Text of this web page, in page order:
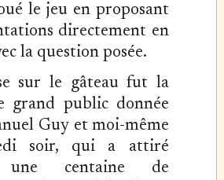
le jeu en proposant
directement en
la question posée.
sur le gâteau fut la
grand public donnée
Guy et moi-même
soir, qui a attiré
une centaine de